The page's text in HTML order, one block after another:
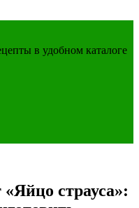
в удобном каталоге
страуса»: